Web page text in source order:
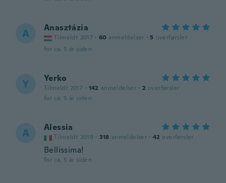
A Anasztázia
Tilmeldt 2017 · 60 anmeldelser · 5 overførsler
for ca. 5 år siden
Y Yerko
Tilmeldt 2017 · 142 anmeldelser · 2 overførsler
for ca. 5 år siden
A Alessia
Tilmeldt 2019 · 318 anmeldelser · 42 overførsler
Bellissima!
for ca. 5 år siden